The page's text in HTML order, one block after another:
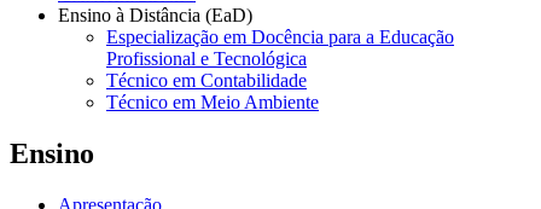
Ensino à Distância (EaD)
Especialização em Docência para a Educação
Profissional e Tecnológica
Técnico em Contabilidade
Técnico em Meio Ambiente
Ensino
Apresentação